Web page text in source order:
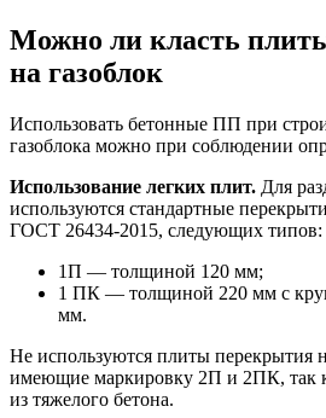
Можно ли класть
на газоблок
Использовать бетонные ПП при
газоблока можно при соблюдении
Использование легких плит. Для
используются стандартные
ГОСТ 26434-2015, следующих типов:
1П — толщиной 120 мм;
1 ПК — толщиной 220 мм с
мм.
Не используются плиты перекрытия
имеющие маркировку 2П и 2ПК, так
из тяжелого бетона.